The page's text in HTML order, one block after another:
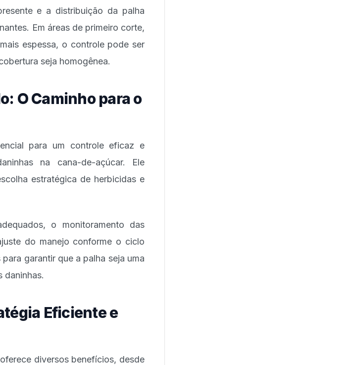
e a distribuição da palha
Em áreas de primeiro corte,
espessa, o controle pode ser
seja homogênea.
O Caminho para o
para um controle eficaz e
na cana-de-açúcar. Ele
estratégica de herbicidas e
o monitoramento das
do manejo conforme o ciclo
garantir que a palha seja uma
daninhas.
Eficiente e
diversos benefícios, desde